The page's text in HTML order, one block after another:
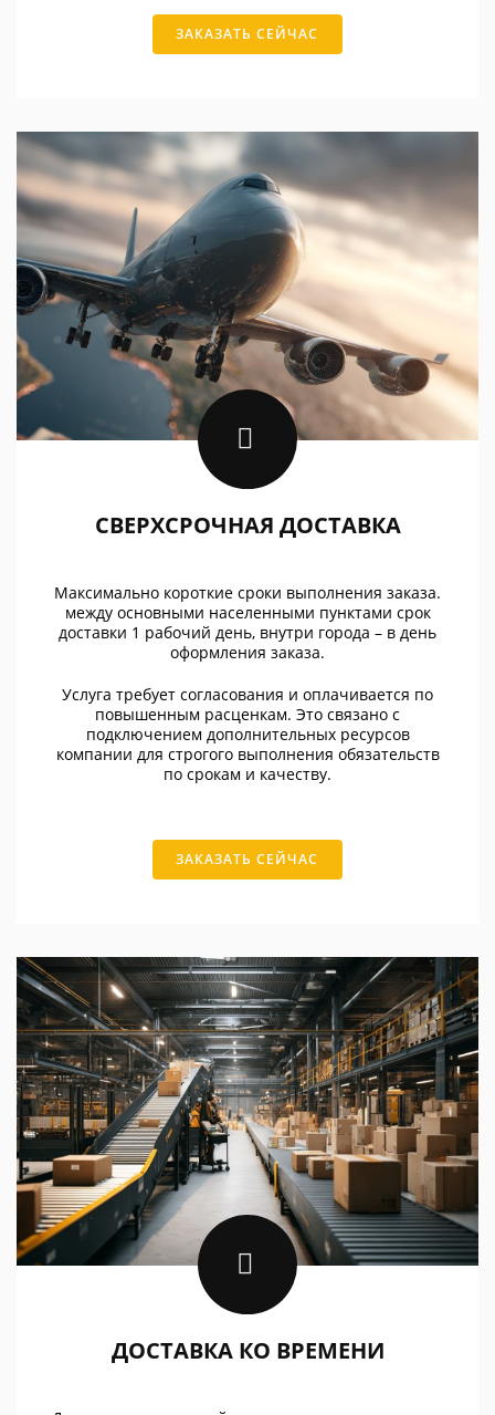
ЗАКАЗАТЬ СЕЙЧАС
СВЕРХСРОЧНАЯ ДОСТАВКА
Максимально короткие сроки выполнения заказа.
между основными населенными пунктами срок
доставки 1 рабочий день, внутри города – в день
оформления заказа.
Услуга требует согласования и оплачивается по
повышенным расценкам. Это связано с
подключением дополнительных ресурсов
компании для строгого выполнения обязательств
по срокам и качеству.
ЗАКАЗАТЬ СЕЙЧАС
ДОСТАВКА КО ВРЕМЕНИ